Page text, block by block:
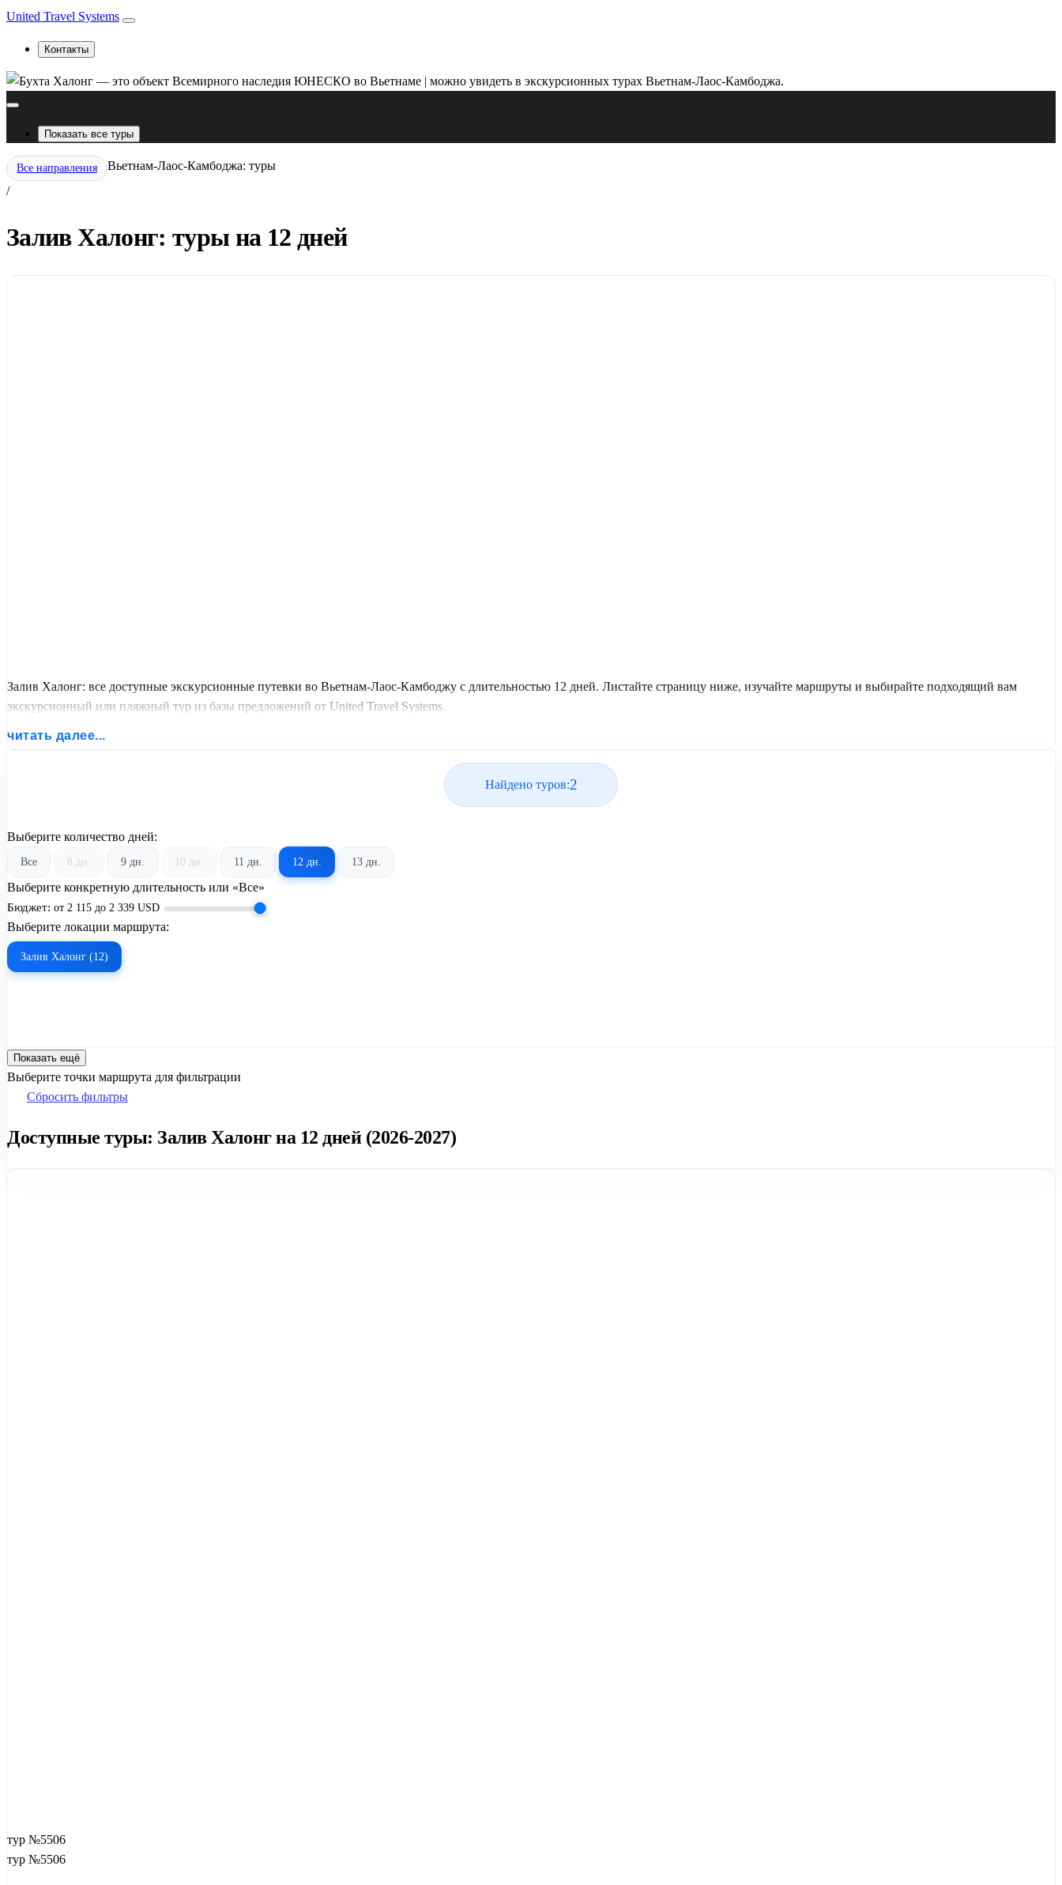
United Travel Systems
Контакты
Показать все туры
Все направления
/
Вьетнам-Лаос-Камбоджа: туры
Залив Халонг: туры на 12 дней
Залив Халонг: все доступные экскурсионные путевки во Вьетнам-Лаос-Камбоджу с длительностью 12 дней. Листайте страницу ниже, изучайте маршруты и выбирайте подходящий вам
экскурсионный или пляжный тур из базы предложений от United Travel Systems.
читать далее...
Найдено туров:2
Выберите количество дней:
Все 8 дн. 9 дн. 10 дн. 11 дн. 12 дн. 13 дн.
Выберите конкретную длительность или «Все»
Бюджет: от 2 115 до 2 339 USD
Выберите локации маршрута:
Залив Халонг (12)
Показать ещё
Выберите точки маршрута для фильтрации
Сбросить фильтры
Доступные туры: Залив Халонг на 12 дней (2026-2027)
тур №5506
тур №5506